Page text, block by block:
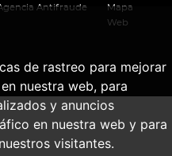
de rastreo para mejorar
nuestra web, para
y anuncios
en nuestra web y para
visitantes.
Antifraude
Mapa
Web